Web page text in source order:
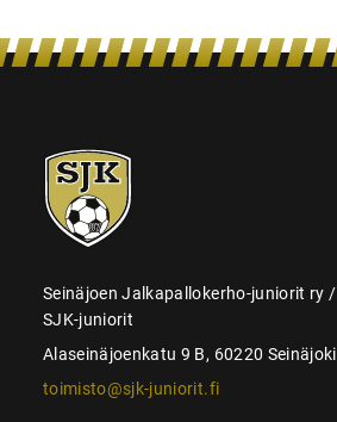
SJK-
juniorit
Seinäjoen Jalkapallokerho-juniorit ry /
SJK-juniorit
Alaseinäjoenkatu 9 B, 60220 Seinäjoki
toimisto@sjk-juniorit.fi